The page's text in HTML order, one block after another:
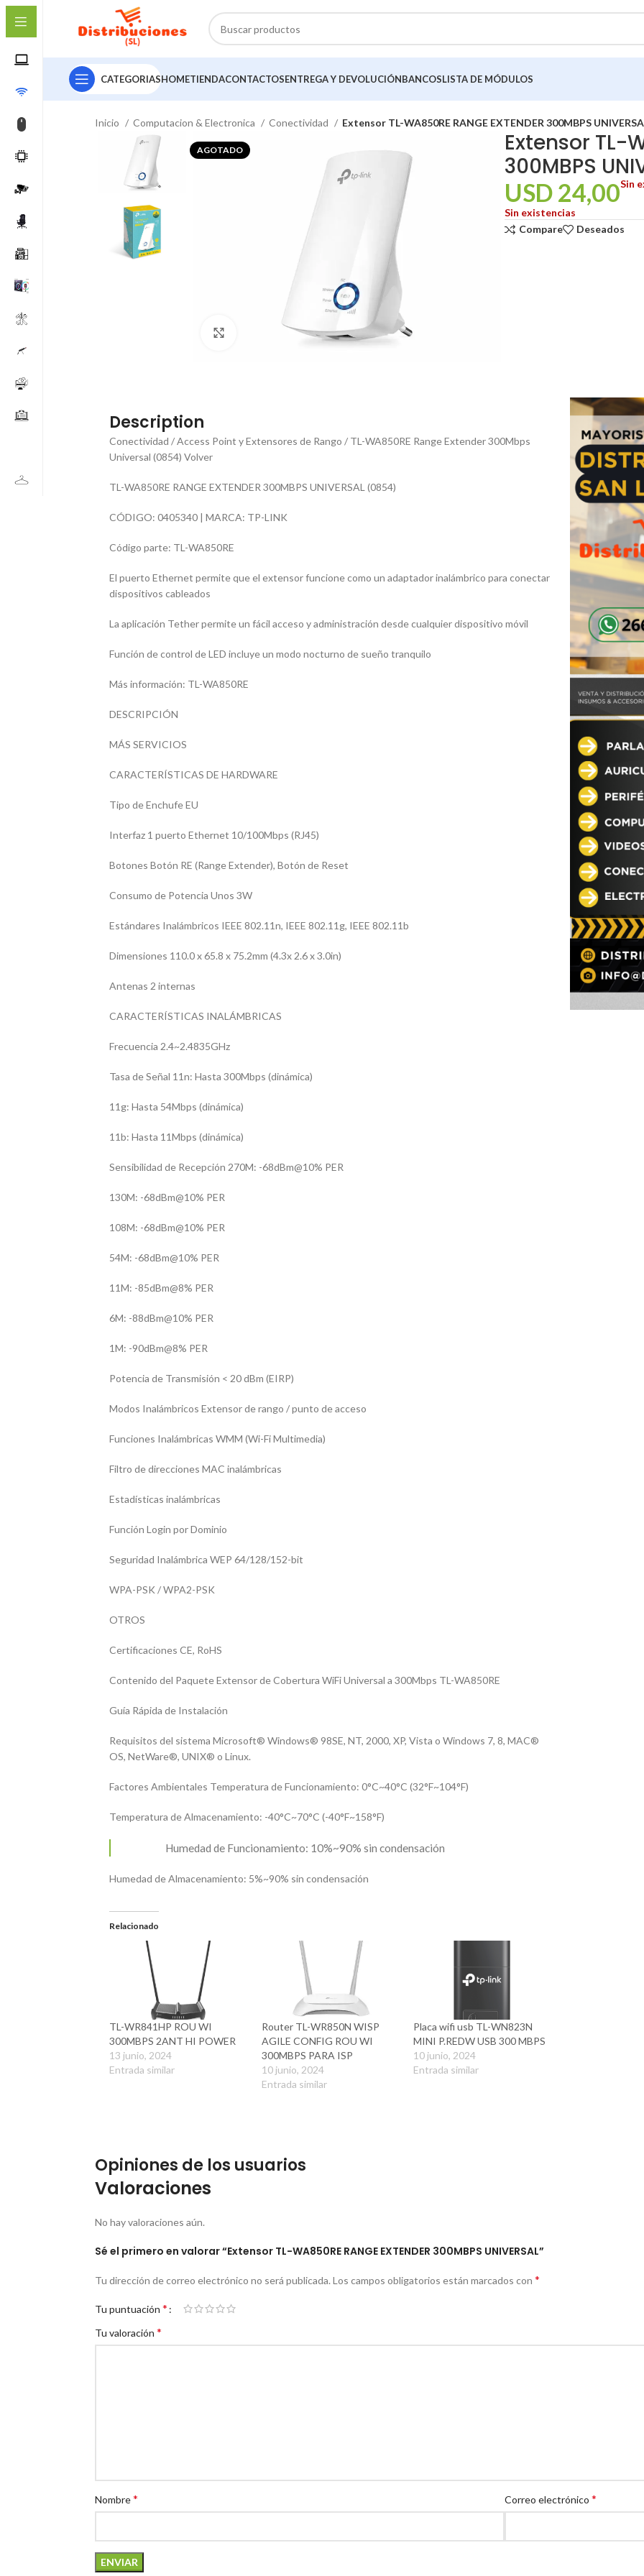
CATEGORIASHOMETIENDACONTACTOSENTREGA Y DEVOLUCIÓNBANCOSLISTA DE MÓDULOS
Inicio Computacion & Electronica Conectividad Extensor TL-WA850RE RANGE EXTENDER 300MBPS
AGOTADO
Click to enlarge
Extensor TL-
300MBPS
USD24,00Sin
Sin existencias
Compare
Deseados
Description
Conectividad / Access Point y Extensores de Rango / TL-WA850RE Range Extender 300Mbps
Universal (0854) Volver
TL-WA850RE RANGE EXTENDER 300MBPS UNIVERSAL (0854)
CÓDIGO: 0405340 | MARCA: TP-LINK
Código parte: TL-WA850RE
El puerto Ethernet permite que el extensor funcione como un adaptador inalámbrico para conectar
dispositivos cableados
La aplicación Tether permite un fácil acceso y administración desde cualquier dispositivo móvil
Función de control de LED incluye un modo nocturno de sueño tranquilo
Más información: TL-WA850RE
DESCRIPCIÓN
MÁS SERVICIOS
CARACTERÍSTICAS DE HARDWARE
Tipo de Enchufe EU
Interfaz 1 puerto Ethernet 10/100Mbps (RJ45)
Botones Botón RE (Range Extender), Botón de Reset
Consumo de Potencia Unos 3W
Estándares Inalámbricos IEEE 802.11n, IEEE 802.11g, IEEE 802.11b
Dimensiones 110.0 x 65.8 x 75.2mm (4.3x 2.6 x 3.0in)
Antenas 2 internas
CARACTERÍSTICAS INALÁMBRICAS
Frecuencia 2.4~2.4835GHz
Tasa de Señal 11n: Hasta 300Mbps (dinámica)
11g: Hasta 54Mbps (dinámica)
11b: Hasta 11Mbps (dinámica)
Sensibilidad de Recepción 270M: -68dBm@10% PER
130M: -68dBm@10% PER
108M: -68dBm@10% PER
54M: -68dBm@10% PER
11M: -85dBm@8% PER
6M: -88dBm@10% PER
1M: -90dBm@8% PER
Potencia de Transmisión < 20 dBm (EIRP)
Modos Inalámbricos Extensor de rango / punto de acceso
Funciones Inalámbricas WMM (Wi-Fi Multimedia)
Filtro de direcciones MAC inalámbricas
Estadísticas inalámbricas
Función Login por Dominio
Seguridad Inalámbrica WEP 64/128/152-bit
WPA-PSK / WPA2-PSK
OTROS
Certificaciones CE, RoHS
Contenido del Paquete Extensor de Cobertura WiFi Universal a 300Mbps TL-WA850RE
Guía Rápida de Instalación
Requisitos del sistema Microsoft® Windows® 98SE, NT, 2000, XP, Vista o Windows 7, 8, MAC®
OS, NetWare®, UNIX® o Linux.
Factores Ambientales Temperatura de Funcionamiento: 0°C~40°C (32°F~104°F)
Temperatura de Almacenamiento: -40°C~70°C (-40°F~158°F)
Humedad de Funcionamiento: 10%~90% sin condensación
Humedad de Almacenamiento: 5%~90% sin condensación
Relacionado
TL-WR841HP ROU WI
300MBPS 2ANT HI POWER
13 junio, 2024
Entrada similar
Router TL-WR850N WISP
AGILE CONFIG ROU WI
300MBPS PARA ISP
10 junio, 2024
Entrada similar
Placa wifi usb TL-WN823N
MINI P.REDW USB 300 MBPS
10 junio, 2024
Entrada similar
Opiniones de los usuarios
Valoraciones
No hay valoraciones aún.
Sé el primero en valorar “Extensor TL-WA850RE RANGE EXTENDER 300MBPS UNIVERSAL”
Tu dirección de correo electrónico no será publicada. Los campos obligatorios están marcados con *
Tu puntuación *
Tu valoración *
Nombre* Correo electrónico *